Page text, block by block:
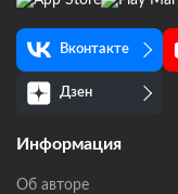
Вконтакте
Дзен
Информация
Об авторе